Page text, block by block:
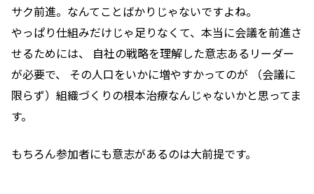
サク前進。なんてことばかりじゃないですよね。
やっぱり仕組みだけじゃ足りなくて、本当に会議を前進さ
せるためには、 自社の戦略を理解した意志あるリーダー
が必要で、 その人口をいかに増やすかってのが （会議に
限らず）組織づくりの根本治療なんじゃないかと思ってま
す。
もちろん参加者にも意志があるのは大前提です。